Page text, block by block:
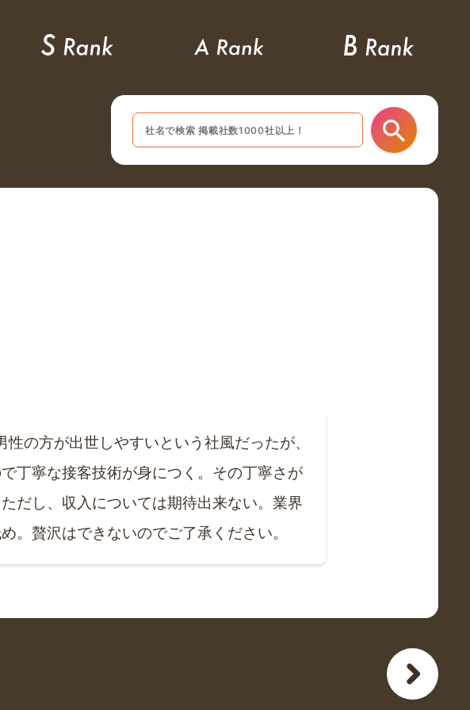
の方が出世しやすいという社風だったが、
丁寧な接客技術が身につく。その丁寧さが
だし、収入については期待出来ない。業界
。贅沢はできないのでご了承ください。